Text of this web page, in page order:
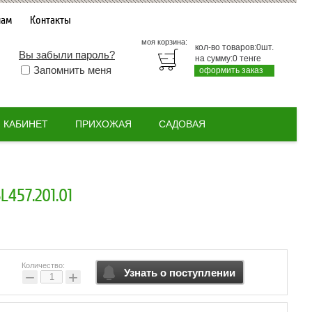
Контакты
Вы забыли пароль?
Запомнить меня
моя корзина:
кол-во товаров:0шт.
на сумму:0 тенге
оформить заказ
КАБИНЕТ ПРИХОЖАЯ САДОВАЯ
Количество:
− + Узнать о поступлении